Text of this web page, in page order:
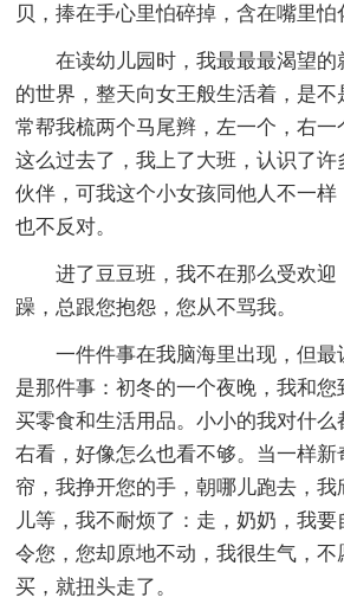
贝，捧在手心里怕碎掉，含在嘴里怕
在读幼儿园时，我最最最渴望的
的世界，整天向女王般生活着，是
常帮我梳两个马尾辫，左一个，右
这么过去了，我上了大班，认识了
伙伴，可我这个小女孩同他人不一样
也不反对。
进了豆豆班，我不在那么受欢迎
躁，总跟您抱怨，您从不骂我。
一件件事在我脑海里出现，但
是那件事：初冬的一个夜晚，我和
买零食和生活用品。小小的我对什
右看，好像怎么也看不够。当一样新
帘，我挣开您的手，朝哪儿跑去，我
儿等，我不耐烦了：走，奶奶，我
令您，您却原地不动，我很生气，不
买，就扭头走了。